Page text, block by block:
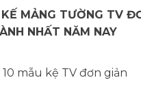
MẢNG TƯỜNG TV
NHẤT NĂM NAY
mẫu kệ TV đơn giản